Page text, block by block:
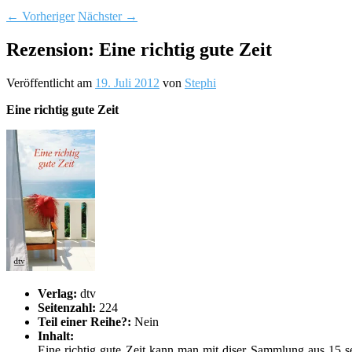
← Vorheriger Nächster →
Rezension: Eine richtig gute Zeit
Veröffentlicht am 19. Juli 2012 von Stephi
Eine richtig gute Zeit
Verlag: dtv
Seitenzahl: 224
Teil einer Reihe?: Nein
Inhalt: